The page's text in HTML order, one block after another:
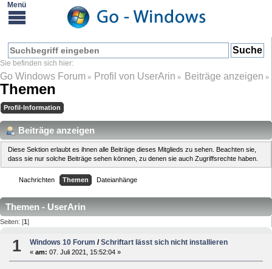
Go Windows Forum » Profil von UserArin » Beiträge anzeigen »
Themen
Profil-Information
Beiträge anzeigen
Diese Sektion erlaubt es ihnen alle Beiträge dieses Mitglieds zu sehen. Beachten sie,
dass sie nur solche Beiträge sehen können, zu denen sie auch Zugriffsrechte haben.
Nachrichten Themen Dateianhänge
Themen - UserArin
Seiten: [1]
1 Windows 10 Forum /Schriftart lässt sich nicht installieren
«am: 07. Juli 2021, 15:52:04 »